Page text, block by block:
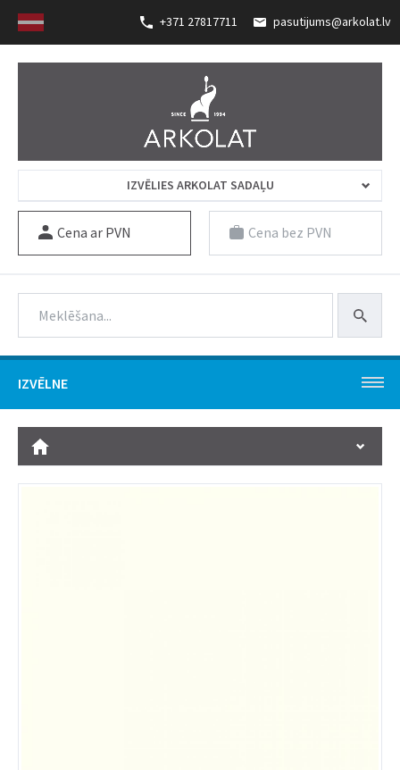
+371 27817711 pasutijums@arkolat.lv
IZVĒLIES ARKOLAT SADAĻU
Cena ar PVN Cena bez PVN
IZVĒLNE